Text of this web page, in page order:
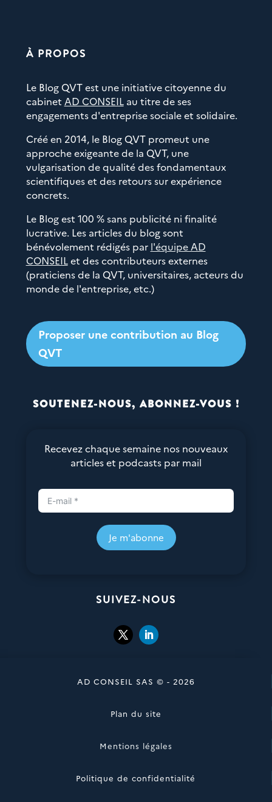
À PROPOS
Le Blog QVT est une initiative citoyenne du
cabinet AD CONSEILau titre de ses
engagements d'entreprise sociale et solidaire.
Créé en 2014, le Blog QVT promeut une
approche exigeante de la QVT, une
vulgarisation de qualité des fondamentaux
scientifiques et des retours sur expérience
concrets.
Le Blog est 100 % sans publicité ni finalité
lucrative. Les articles du blog sont
bénévolement rédigés par l'équipe AD
CONSEILet des contributeurs externes
(praticiens de la QVT, universitaires, acteurs du
monde de l'entreprise, etc.)
Proposer une contribution au Blog
QVT
SOUTENEZ-NOUS, ABONNEZ-VOUS !
Recevez chaque semaine nos nouveaux
articles et podcasts par mail
Je m'abonne
SUIVEZ-NOUS
AD CONSEIL SAS © - 2026
Plan du site
Mentions légales
Politique de confidentialité